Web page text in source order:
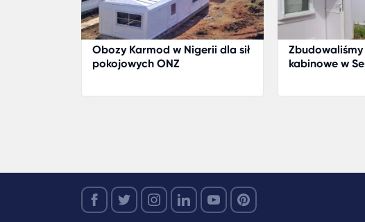
Obozy Karmod w Nigerii dla sił
pokojowych ONZ
kabinowe w